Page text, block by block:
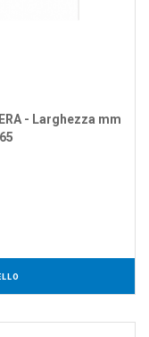
- Larghezza mm